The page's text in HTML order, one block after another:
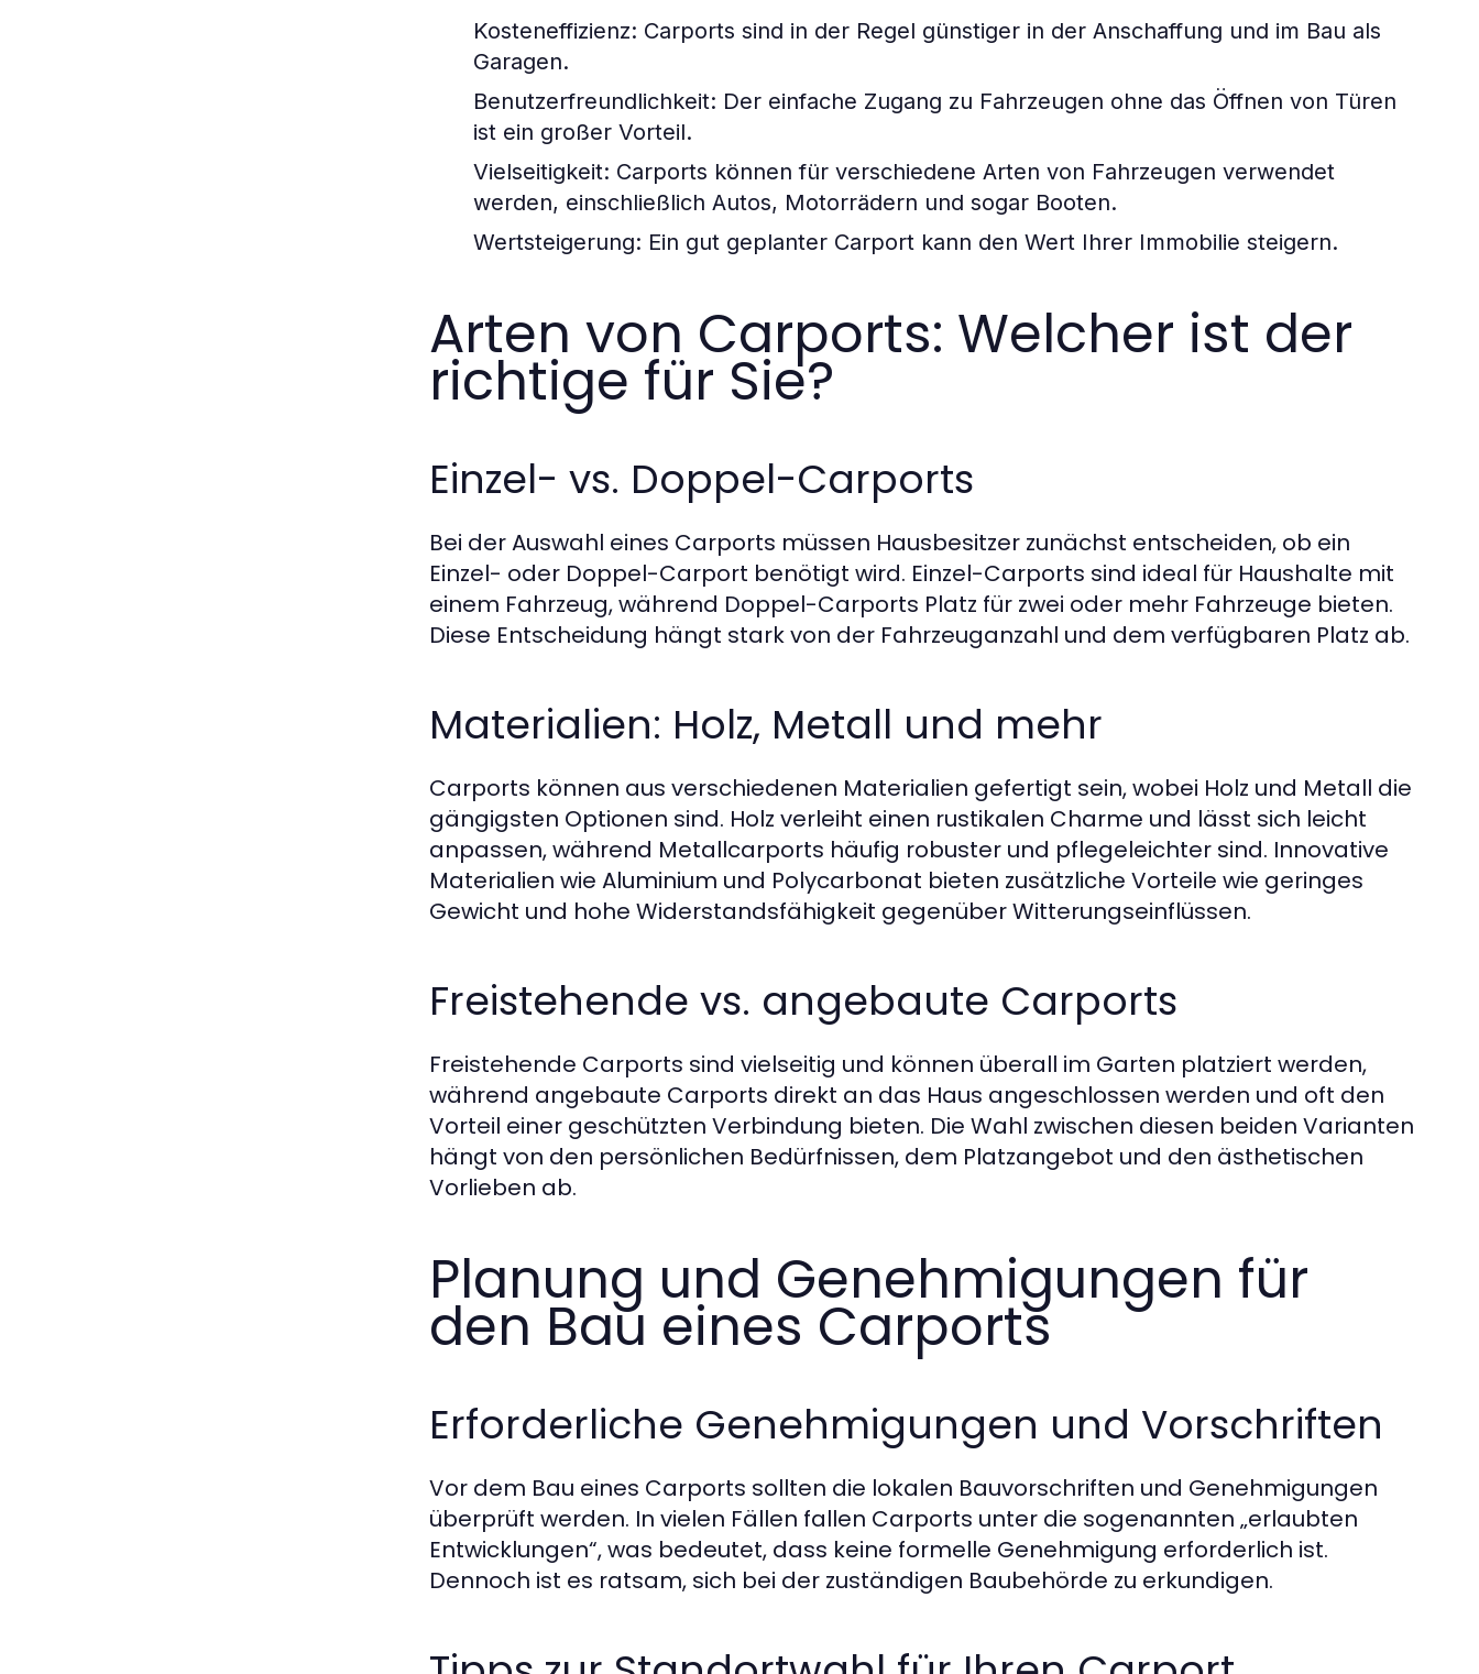
Kosteneffizienz: Carports sind in der Regel günstiger in der Anschaffung und im Bau als
Garagen.
Benutzerfreundlichkeit: Der einfache Zugang zu Fahrzeugen ohne das Öffnen von Türen
ist ein großer Vorteil.
Vielseitigkeit: Carports können für verschiedene Arten von Fahrzeugen verwendet
werden, einschließlich Autos, Motorrädern und sogar Booten.
Wertsteigerung: Ein gut geplanter Carport kann den Wert Ihrer Immobilie steigern.
Arten von Carports: Welcher ist der
richtige für Sie?
Einzel- vs. Doppel-Carports
Bei der Auswahl eines Carports müssen Hausbesitzer zunächst entscheiden, ob ein
Einzel- oder Doppel-Carport benötigt wird. Einzel-Carports sind ideal für Haushalte mit
einem Fahrzeug, während Doppel-Carports Platz für zwei oder mehr Fahrzeuge bieten.
Diese Entscheidung hängt stark von der Fahrzeuganzahl und dem verfügbaren Platz ab.
Materialien: Holz, Metall und mehr
Carports können aus verschiedenen Materialien gefertigt sein, wobei Holz und Metall die
gängigsten Optionen sind. Holz verleiht einen rustikalen Charme und lässt sich leicht
anpassen, während Metallcarports häufig robuster und pflegeleichter sind. Innovative
Materialien wie Aluminium und Polycarbonat bieten zusätzliche Vorteile wie geringes
Gewicht und hohe Widerstandsfähigkeit gegenüber Witterungseinflüssen.
Freistehende vs. angebaute Carports
Freistehende Carports sind vielseitig und können überall im Garten platziert werden,
während angebaute Carports direkt an das Haus angeschlossen werden und oft den
Vorteil einer geschützten Verbindung bieten. Die Wahl zwischen diesen beiden Varianten
hängt von den persönlichen Bedürfnissen, dem Platzangebot und den ästhetischen
Vorlieben ab.
Planung und Genehmigungen für
den Bau eines Carports
Erforderliche Genehmigungen und Vorschriften
Vor dem Bau eines Carports sollten die lokalen Bauvorschriften und Genehmigungen
überprüft werden. In vielen Fällen fallen Carports unter die sogenannten „erlaubten
Entwicklungen“, was bedeutet, dass keine formelle Genehmigung erforderlich ist.
Dennoch ist es ratsam, sich bei der zuständigen Baubehörde zu erkundigen.